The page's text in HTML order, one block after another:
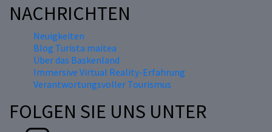
NACHRICHTEN
Neuigkeiten
Blog Turista maitea
Über das Baskenland
Immersive Virtual Reality-Erfahrung
Verantwortungsvoller Tourismus
FOLGEN SIE UNS UNTER